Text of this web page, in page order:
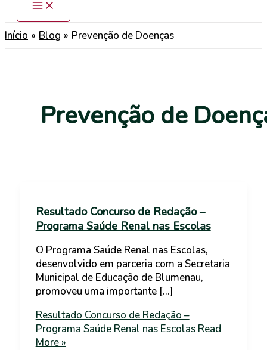
Início Blog Prevenção de Doenças
Prevenção de
Resultado Concurso de Redação –
Programa Saúde Renal nas Escolas
O Programa Saúde Renal nas Escolas,
desenvolvido em parceria com a Secretaria
Municipal de Educação de Blumenau,
promoveu uma importante […]
Resultado Concurso de Redação –
Programa Saúde Renal nas EscolasRead
More »